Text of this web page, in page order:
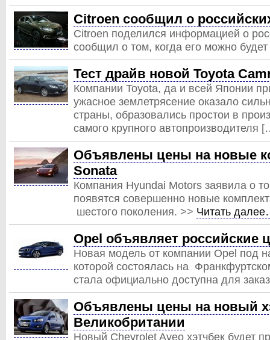
Citroen сообщил о
Citroen поделился информацией о
сообщил о том, когда его можно
Тест драйв новой Toyota
Компании Toyota, да и всей Японии
ужасное землетрясение оказало
страны, образовались простои в
самого крупного автопроизводителя
Объявлены цены на новые
Sonata
Компания Hyundai Motors заявила о
появятся совершенно новые
шестого поколения. >> Читать
Opel объявляет российские
Новая модель от компании Opel под
которой состоялась на
стала официально доступна для
Объявлены цены на новый
Великобритании
Новый Chevrolet Aveo хэтчбек будет